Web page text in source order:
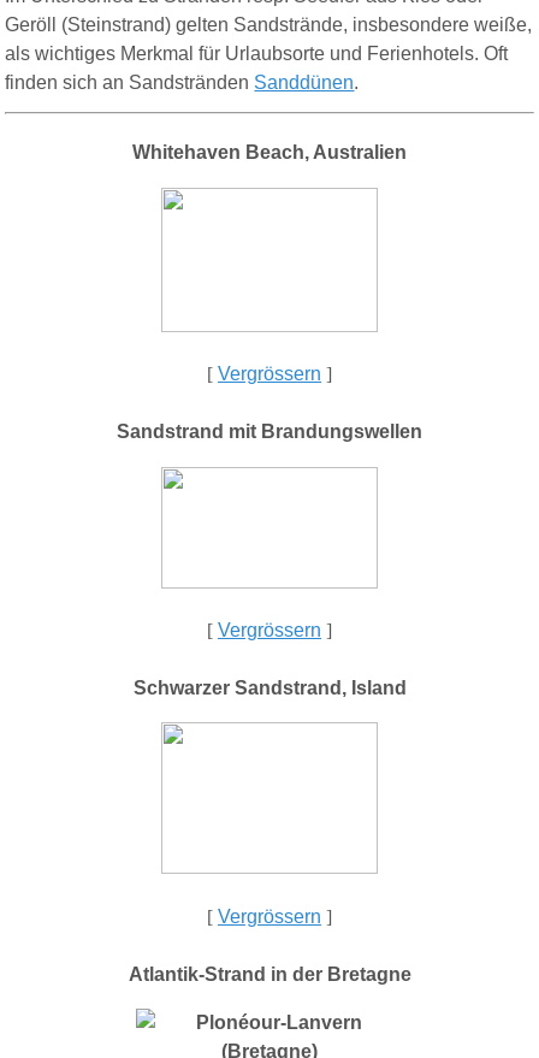
Geröll (Steinstrand) gelten Sandstrände, insbesondere weiße,
als wichtiges Merkmal für Urlaubsorte und Ferienhotels. Oft
finden sich an Sandstränden Sanddünen.
Whitehaven Beach, Australien
[ Vergrössern ]
Sandstrand mit Brandungswellen
[ Vergrössern ]
Schwarzer Sandstrand, Island
[ Vergrössern ]
Atlantik-Strand in der Bretagne